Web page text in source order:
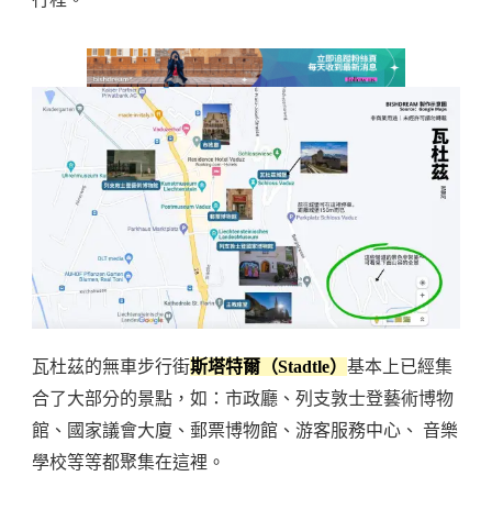
瓦杜茲的無車步行街斯塔特爾（Stadtle） 基本上已經集
合了大部分的景點，如：市政廳、列支敦士登藝術博物
館、國家議會大廈、郵票博物館、游客服務中心、 音樂
學校等等都聚集在這裡。